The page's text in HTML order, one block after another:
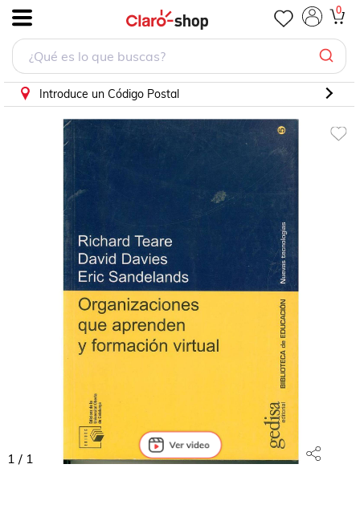
0
Introduce un Código Postal
1 / 1
Organizaciones que aprenden y formación virtual